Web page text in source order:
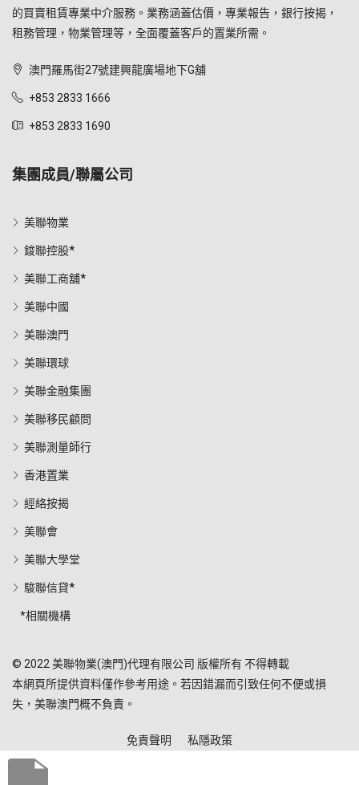
的買賣租賃專業中介服務。業務涵蓋估價，專業報告，銀行按揭，
租務管理，物業管理等，全面覆蓋客戶的置業所需。
澳門羅馬街27號建興龍廣場地下G舖
+853 2833 1666
+853 2833 1690
集團成員/聯屬公司
美聯物業
鋑聯控股*
美聯工商舖*
美聯中國
美聯澳門
美聯環球
美聯金融集團
美聯移民顧問
美聯測量師行
香港置業
經絡按揭
美聯會
美聯大學堂
駿聯信貸*
*相關機構
© 2022 美聯物業(澳門)代理有限公司 版權所有 不得轉載
本網頁所提供資料僅作參考用途。若因錯漏而引致任何不便或損
失，美聯澳門概不負責。
免責聲明 私隱政策